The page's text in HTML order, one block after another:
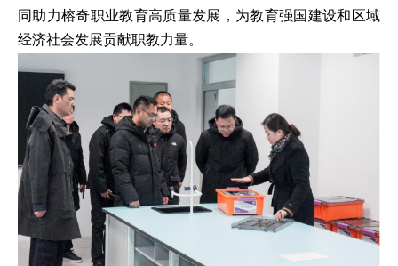
同助力榕奇职业教育高质量发展，为教育强国建设和区域
经济社会发展贡献职教力量。